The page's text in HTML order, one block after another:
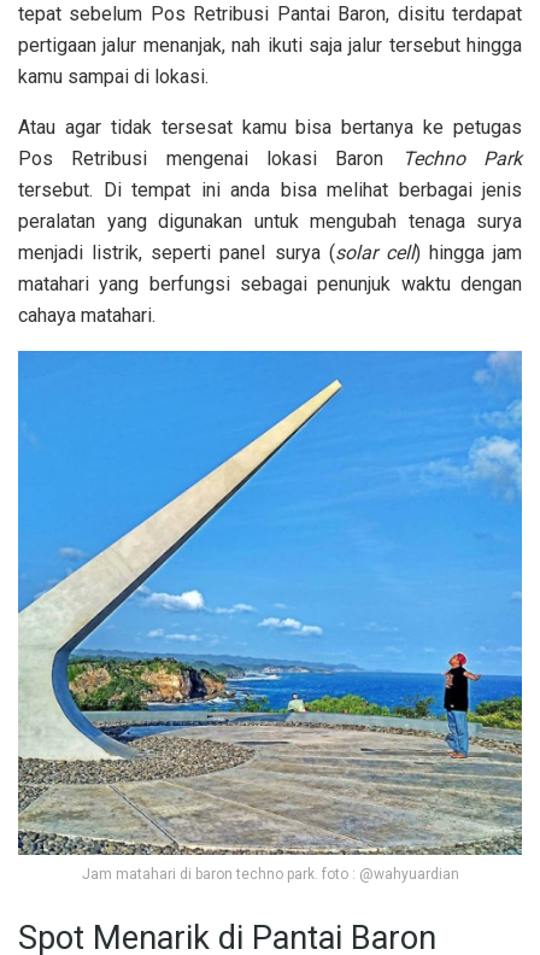
tepat sebelum Pos Retribusi Pantai Baron, disitu terdapat
pertigaan jalur menanjak, nah ikuti saja jalur tersebut hingga
kamu sampai di lokasi.
Atau agar tidak tersesat kamu bisa bertanya ke petugas
Pos Retribusi mengenai lokasi Baron
Techno Park
tersebut. Di tempat ini anda bisa melihat berbagai jenis
peralatan yang digunakan untuk mengubah tenaga surya
menjadi listrik, seperti panel surya (solar cell) hingga jam
matahari yang berfungsi sebagai penunjuk waktu dengan
cahaya matahari.
Jam matahari di baron techno park. foto : @wahyuardian
Spot Menarik di Pantai Baron